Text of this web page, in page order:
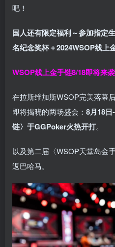
吧！
国人还有限定福利～参加指定
名纪念奖杯＋2024WSOP线上
WSOP线上金手链8/18即将来袭
在拉斯维加斯WSOP完美落幕
即将揭晓的两场盛会： 8月18
链〉于GGPoker火热开打。
以及第二届〈WSOP天堂岛金
返巴哈马。